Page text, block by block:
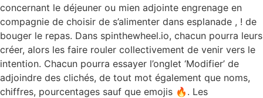
concernant le déjeuner ou mien adjointe engrenage en
compagnie de choisir de s’alimenter dans esplanade , ! de
bouger le repas. Dans spinthewheel.io, chacun pourra leurs
créer, alors les faire rouler collectivement de venir vers le
intention. Chacun pourra essayer l’onglet ‘Modifier’ de
adjoindre des clichés, de tout mot également que noms,
chiffres, pourcentages sauf que emojis 🔥. Les